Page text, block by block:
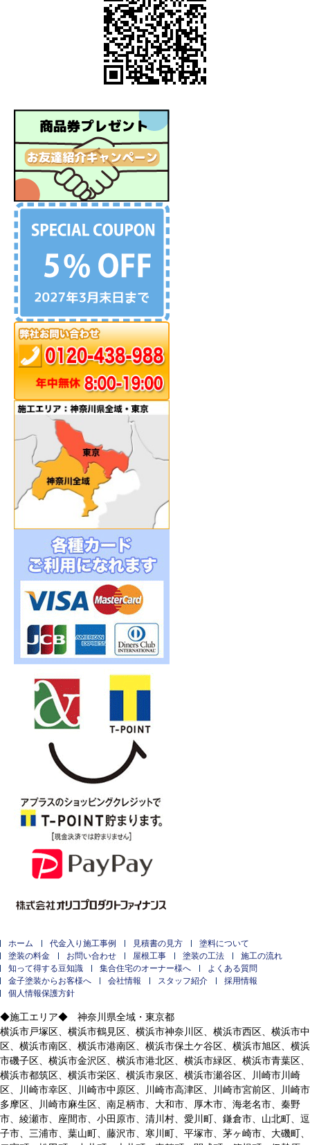
ホーム 代金入り施工事例 見積書の見方
塗料について
塗装の料金
お問い合わせ 屋根工事 塗装の工法
施工の流れ
知って得する豆知識
集合住宅のオーナー様へ
よくある質問
金子塗装からお客様へ
会社情報 スタッフ紹介
採用情報
個人情報保護方針
◆施工エリア◆ 神奈川県全域・東京都
横浜市戸塚区、横浜市鶴見区、横浜市神奈川区、横浜市西区、横浜市中
区、横浜市南区、横浜市港南区、横浜市保土ケ谷区、横浜市旭区、横浜
市磯子区、横浜市金沢区、横浜市港北区、横浜市緑区、横浜市青葉区、
横浜市都筑区、横浜市栄区、横浜市泉区、横浜市瀬谷区、川崎市川崎
区、川崎市幸区、川崎市中原区、川崎市高津区、川崎市宮前区、川崎市
多摩区、川崎市麻生区、南足柄市、大和市、厚木市、海老名市、秦野
市、綾瀬市、座間市、小田原市、清川村、愛川町、鎌倉市、山北町、逗
子市、三浦市、葉山町、藤沢市、寒川町、平塚市、茅ヶ崎市、大磯町、